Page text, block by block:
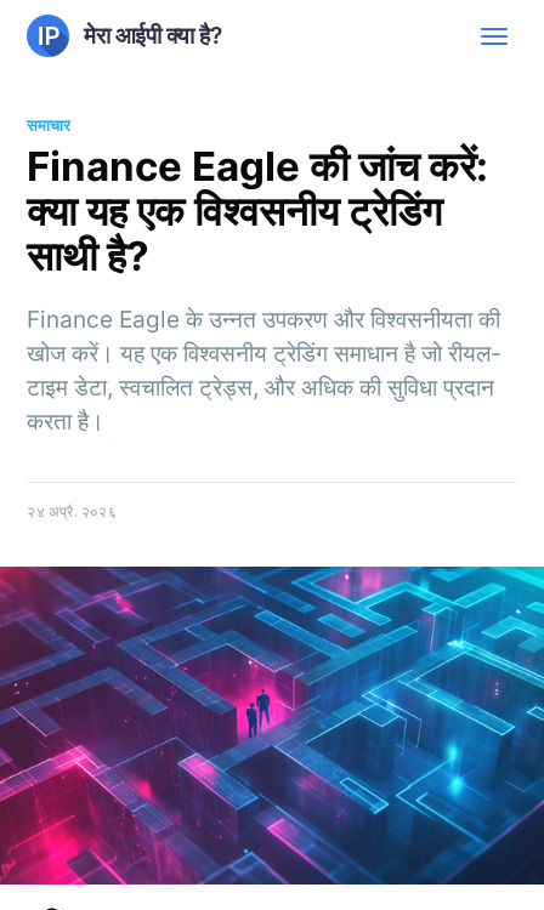
मेरा आईपी क्या है?
समाचार
Finance Eagle की जांच करें:
क्या यह एक विश्वसनीय ट्रेडिंग
साथी है?
Finance Eagle के उन्नत उपकरण और विश्वसनीयता की
खोज करें। यह एक विश्वसनीय ट्रेडिंग समाधान है जो रीयल-
टाइम डेटा, स्वचालित ट्रेड्स, और अधिक की सुविधा प्रदान
करता है।
२४ अप्रै. २०२६